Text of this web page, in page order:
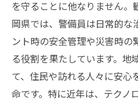
を守ることに他なりません
岡県では、警備員は日常的な
ント時の安全管理や災害時の
る役割を果たしています。地
て、住民や訪れる人々に安心
命です。特に近年は、テクノ